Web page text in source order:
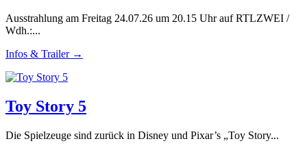
Ausstrahlung am Freitag 24.07.26 um 20.15 Uhr auf RTLZWEI /
Wdh.:...
Infos & Trailer →
Toy Story 5
Die Spielzeuge sind zurück in Disney und Pixar’s „Toy Story...